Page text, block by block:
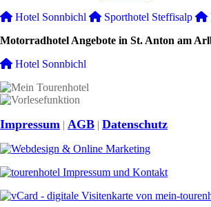
Hotel Sonnbichl
Sporthotel Steffisalp
Motorradhotel Angebote in St. Anton am
Hotel Sonnbichl
Impressum | AGB | Datenschutz